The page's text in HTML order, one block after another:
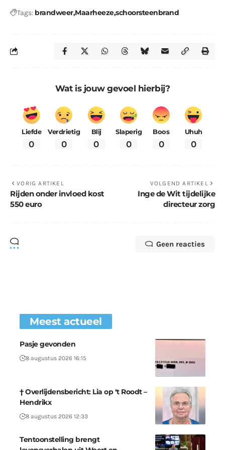
Tags: brandweerMaarheezeschoorsteenbrand
Wat is jouw gevoel hierbij?
Liefde
0
Verdrietig
0
Blij
0
Slaperig
0
Boos
0
Uhuh
0
VORIG ARTIKEL
Rijden onder invloed kost
550 euro
VOLGEND ARTIKEL
Inge de Wit tijdelijke
directeur zorg
Geen reacties
Meest actueel
Pasje gevonden
8 augustus 2026 16:15
† Overlijdensbericht: Lia op ‘t Roodt –
Hendrikx
8 augustus 2026 12:33
Tentoonstelling brengt